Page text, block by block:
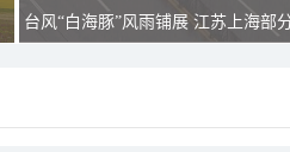
台风“白海豚”风雨铺展 江苏上海部